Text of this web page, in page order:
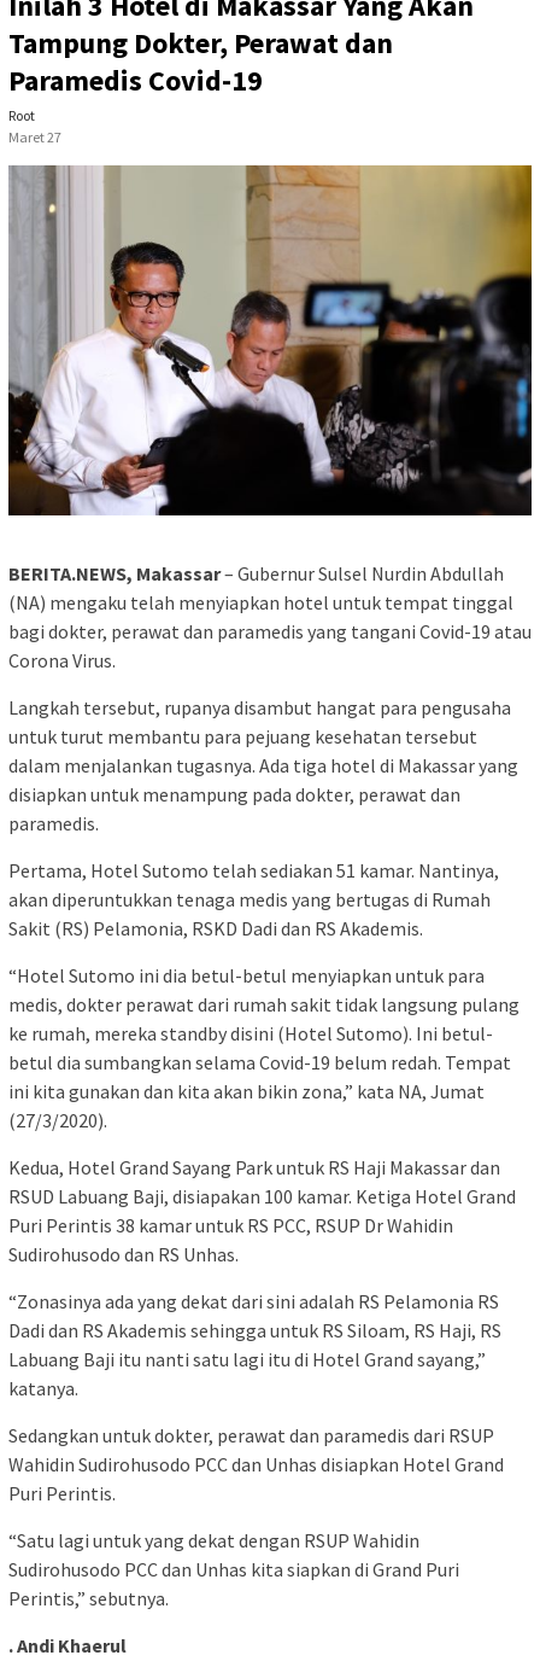
Tampung Dokter, Perawat dan
Paramedis Covid-19
Root
Maret 27
BERITA.NEWS, Makassar– Gubernur Sulsel Nurdin Abdullah
(NA) mengaku telah menyiapkan hotel untuk tempat tinggal
bagi dokter, perawat dan paramedis yang tangani Covid-19 atau
Corona Virus.
Langkah tersebut, rupanya disambut hangat para pengusaha
untuk turut membantu para pejuang kesehatan tersebut
dalam menjalankan tugasnya. Ada tiga hotel di Makassar yang
disiapkan untuk menampung pada dokter, perawat dan
paramedis.
Pertama, Hotel Sutomo telah sediakan 51 kamar. Nantinya,
akan diperuntukkan tenaga medis yang bertugas di Rumah
Sakit (RS) Pelamonia, RSKD Dadi dan RS Akademis.
“Hotel Sutomo ini dia betul-betul menyiapkan untuk para
medis, dokter perawat dari rumah sakit tidak langsung pulang
ke rumah, mereka standby disini (Hotel Sutomo). Ini betul-
betul dia sumbangkan selama Covid-19 belum redah. Tempat
ini kita gunakan dan kita akan bikin zona,” kata NA, Jumat
(27/3/2020).
Kedua, Hotel Grand Sayang Park untuk RS Haji Makassar dan
RSUD Labuang Baji, disiapakan 100 kamar. Ketiga Hotel Grand
Puri Perintis 38 kamar untuk RS PCC, RSUP Dr Wahidin
Sudirohusodo dan RS Unhas.
“Zonasinya ada yang dekat dari sini adalah RS Pelamonia RS
Dadi dan RS Akademis sehingga untuk RS Siloam, RS Haji, RS
Labuang Baji itu nanti satu lagi itu di Hotel Grand sayang,”
katanya.
Sedangkan untuk dokter, perawat dan paramedis dari RSUP
Wahidin Sudirohusodo PCC dan Unhas disiapkan Hotel Grand
Puri Perintis.
“Satu lagi untuk yang dekat dengan RSUP Wahidin
Sudirohusodo PCC dan Unhas kita siapkan di Grand Puri
Perintis,” sebutnya.
. Andi Khaerul